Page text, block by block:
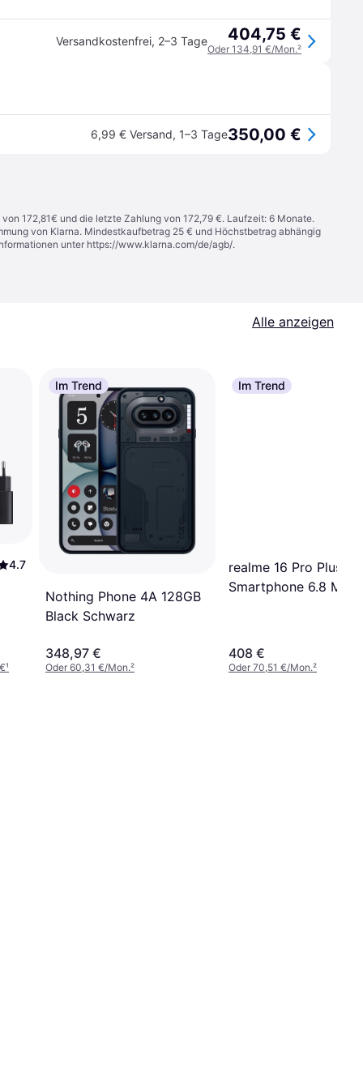
Versandkostenfrei, 2–3 Tage 404,75 €
Oder 134,91 €/Mon.²
6,99 € Versand, 1–3 Tage350,00 €
172,81€ und die letzte Zahlung von 172,79 €. Laufzeit: 6 Monate.
von Klarna. Mindestkaufbetrag 25 € und Höchstbetrag abhängig
unter https://www.klarna.com/de/agb/.
Alle anzeigen
4.7
¹
Im Trend
Nothing Phone 4A 128GB
Black Schwarz
348,97 €
Oder 60,31 €/Mon.²
Im Trend
realme 16 Pro Plus 5G
Smartphone 6.8
408 €
Oder 70,51 €/Mon.²